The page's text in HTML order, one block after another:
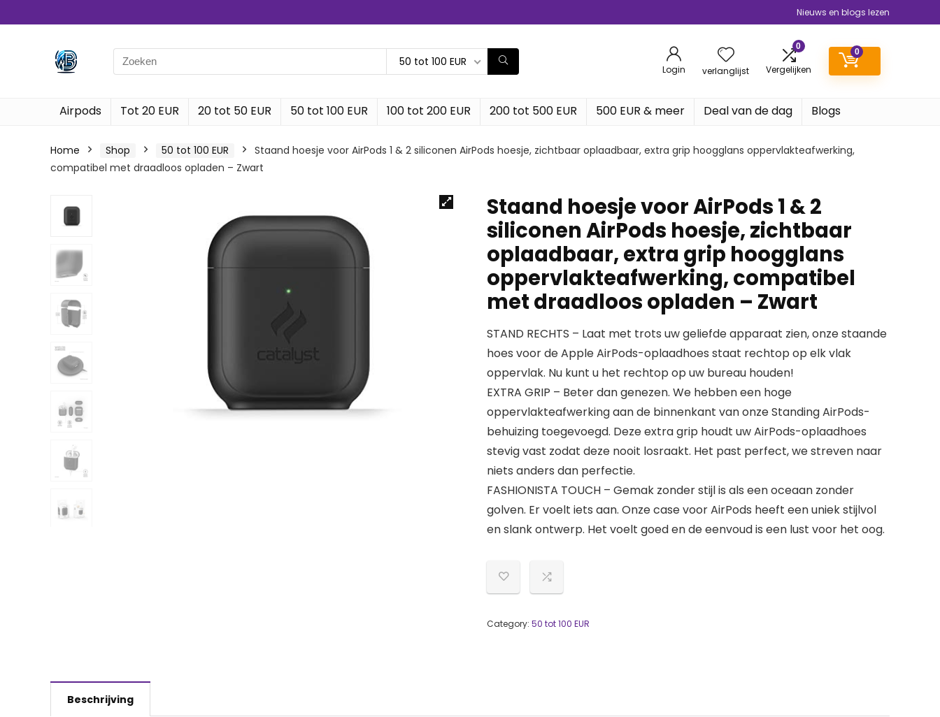
Nieuws en blogs lezen
Search
for:
50 tot 100 EUR
Login verlanglijst
0
Vergelijken
0
Airpods Tot 20 EUR 20 tot 50 EUR 50 tot 100 EUR 100 tot 200 EUR 200 tot 500 EUR 500 EUR & meer Deal van de dag Blogs
Home Shop 50 tot 100 EUR
Staand hoesje voor AirPods 1 & 2 siliconen AirPods hoesje, zichtbaar oplaadbaar, extra grip hoogglans oppervlakteafwerking,
compatibel met draadloos opladen – Zwart
Staand hoesje voor AirPods 1 & 2
siliconen AirPods hoesje, zichtbaar
oplaadbaar, extra grip hoogglans
oppervlakteafwerking, compatibel
met draadloos opladen – Zwart
STAND RECHTS – Laat met trots uw geliefde apparaat zien, onze staande
hoes voor de Apple AirPods-oplaadhoes staat rechtop op elk vlak
oppervlak. Nu kunt u het rechtop op uw bureau houden!
EXTRA GRIP – Beter dan genezen. We hebben een hoge
oppervlakteafwerking aan de binnenkant van onze Standing AirPods-
behuizing toegevoegd. Deze extra grip houdt uw AirPods-oplaadhoes
stevig vast zodat deze nooit losraakt. Het past perfect, we streven naar
niets anders dan perfectie.
FASHIONISTA TOUCH – Gemak zonder stijl is als een oceaan zonder
golven. Er voelt iets aan. Onze case voor AirPods heeft een uniek stijlvol
en slank ontwerp. Het voelt goed en de eenvoud is een lust voor het oog.
Category: 50 tot 100 EUR
Beschrijving